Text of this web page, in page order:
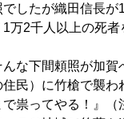
でしたが織田信長
1万2千人以上の死
んな下間頼照が加
住民）に竹槍で襲わ
で祟ってやる！』